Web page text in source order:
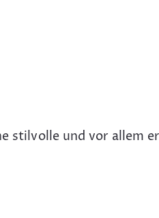
stilvolle und vor allem